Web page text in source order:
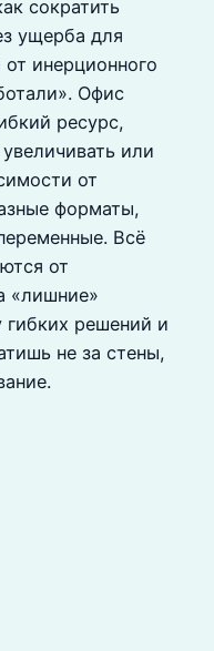
сократить
ущерба для
инерционного
Офис
ресурс,
или
от
форматы,
Всё
от
«лишние»
гибких решений и
не за стены,